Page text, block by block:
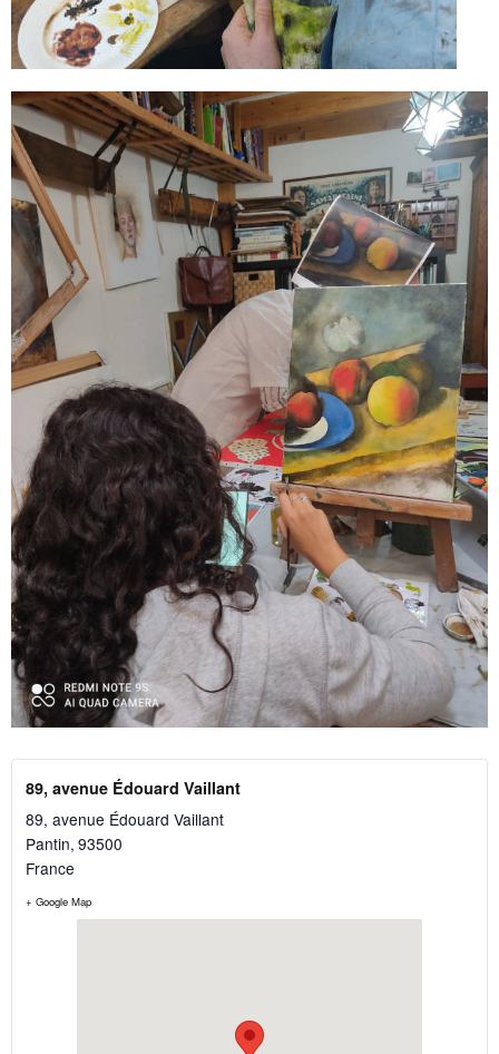
89, avenue Édouard Vaillant
89, avenue Édouard Vaillant
Pantin, 93500
France
+ Google Map